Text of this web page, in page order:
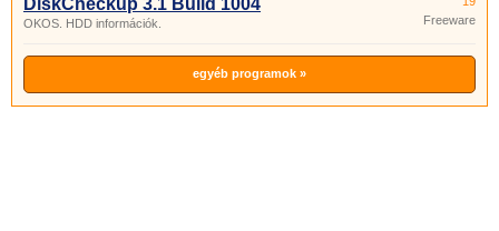
DiskCheckup 3.1 Build 1004
OKOS. HDD információk.
Freeware
egyéb programok »